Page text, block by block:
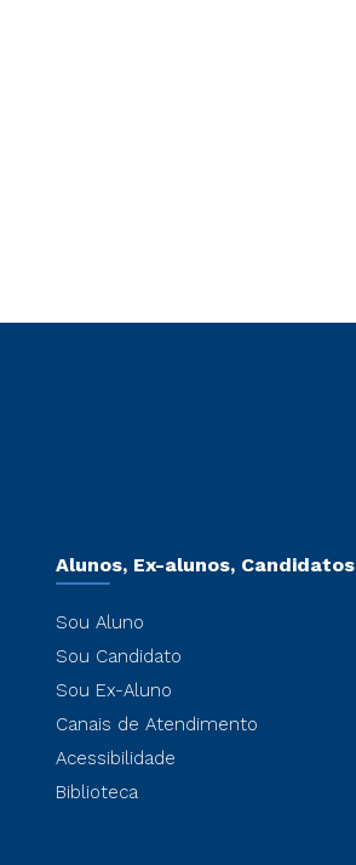
Alunos, Ex-alunos, Candidatos
Sou Aluno
Sou Candidato
Sou Ex-Aluno
Canais de Atendimento
Acessibilidade
Biblioteca